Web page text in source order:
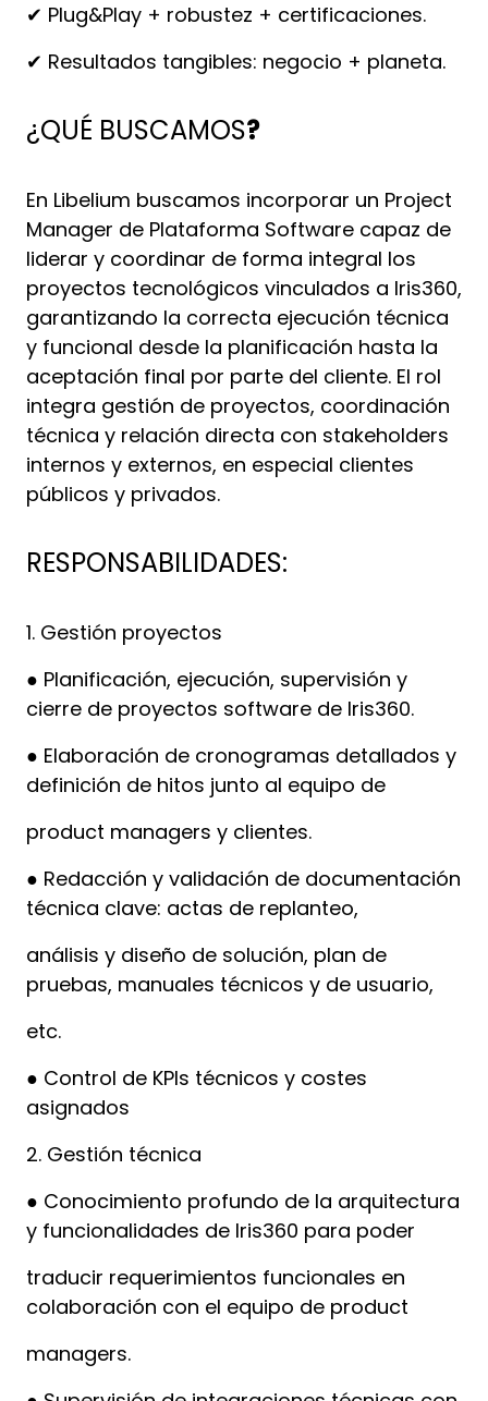
✔ Plug&Play + robustez + certificaciones.
✔ Resultados tangibles: negocio + planeta.
¿QUÉ BUSCAMOS?
En Libelium buscamos incorporar un Project
Manager de Plataforma Software capaz de
liderar y coordinar de forma integral los
proyectos tecnológicos vinculados a Iris360,
garantizando la correcta ejecución técnica
y funcional desde la planificación hasta la
aceptación final por parte del cliente. El rol
integra gestión de proyectos, coordinación
técnica y relación directa con stakeholders
internos y externos, en especial clientes
públicos y privados.
RESPONSABILIDADES:
1. Gestión proyectos
● Planificación, ejecución, supervisión y
cierre de proyectos software de Iris360.
● Elaboración de cronogramas detallados y
definición de hitos junto al equipo de
product managers y clientes.
● Redacción y validación de documentación
técnica clave: actas de replanteo,
análisis y diseño de solución, plan de
pruebas, manuales técnicos y de usuario,
etc.
● Control de KPIs técnicos y costes
asignados
2. Gestión técnica
● Conocimiento profundo de la arquitectura
y funcionalidades de Iris360 para poder
traducir requerimientos funcionales en
colaboración con el equipo de product
managers.